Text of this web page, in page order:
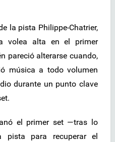
la pista Philippe-Chatrier,
volea alta en el primer
pareció alterarse cuando,
música a todo volumen
durante un punto clave
el primer set —tras lo
para recuperar el